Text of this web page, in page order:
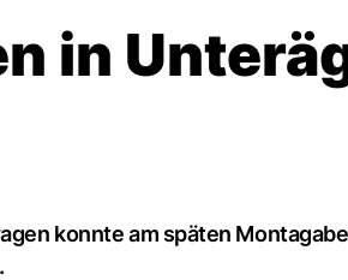
in
konnte am späten